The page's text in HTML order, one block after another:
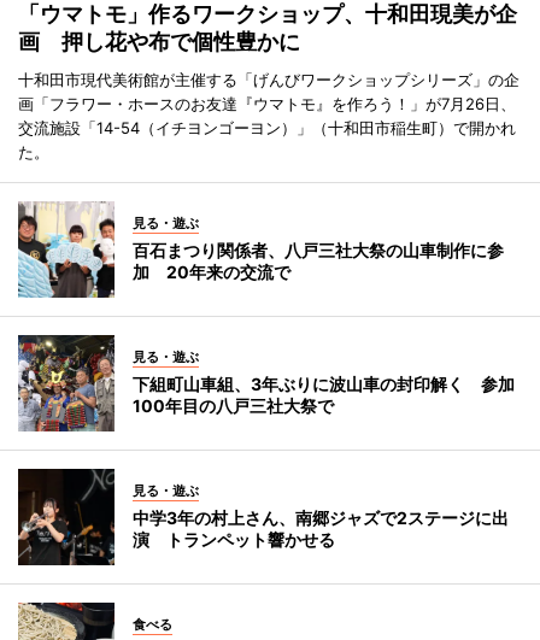
「ウマトモ」作るワークショップ、十和田現美が企
画 押し花や布で個性豊かに
十和田市現代美術館が主催する「げんびワークショップシリーズ」の企
画「フラワー・ホースのお友達『ウマトモ』を作ろう！」が7月26日、
交流施設「14-54（イチヨンゴーヨン）」（十和田市稲生町）で開かれ
た。
見る・遊ぶ
百石まつり関係者、八戸三社大祭の山車制作に参
加 20年来の交流で
見る・遊ぶ
下組町山車組、3年ぶりに波山車の封印解く 参加
100年目の八戸三社大祭で
見る・遊ぶ
中学3年の村上さん、南郷ジャズで2ステージに出
演 トランペット響かせる
食べる